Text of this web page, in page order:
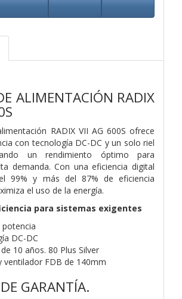
ALIMENTACIÓN RADIX
RADIX VII AG 600S ofrece
con tecnología DC-DC y un solo riel
un rendimiento óptimo para
demanda. Con una eficiencia digital
99% y más del 87% de eficiencia
el uso de la energía.
para sistemas exigentes
potencia
DC-DC
10 años. 80 Plus Silver
ventilador FDB de 140mm
GARANTÍA.